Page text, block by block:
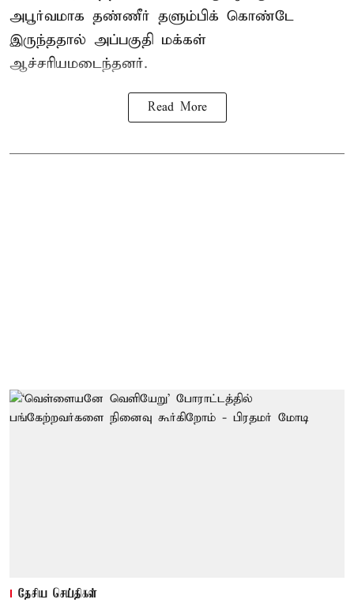
அபூர்வமாக தண்ணீர் தளும்பிக் கொண்டே
இருந்ததால் அப்பகுதி மக்கள்
ஆச்சரியமடைந்தனர்.
Read More
தேசிய செய்திகள்